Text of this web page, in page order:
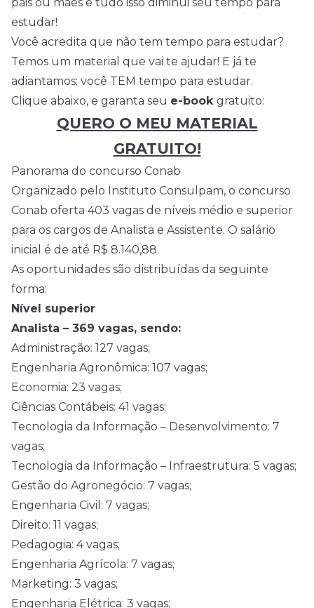
estudar!
Você acredita que não tem tempo para estudar?
Temos um material que vai te ajudar! E já te
adiantamos: você TEM tempo para estudar.
Clique abaixo, e garanta seu e-book gratuito:
QUERO O MEU MATERIAL
GRATUITO!
Panorama do concurso Conab
Organizado pelo Instituto Consulpam, o concurso
Conab oferta 403 vagas de níveis médio e superior
para os cargos de Analista e Assistente. O salário
inicial é de até R$ 8.140,88.
As oportunidades são distribuídas da seguinte
forma:
Nível superior
Analista – 369 vagas, sendo:
Administração: 127 vagas;
Engenharia Agronômica: 107 vagas;
Economia: 23 vagas;
Ciências Contábeis: 41 vagas;
Tecnologia da Informação – Desenvolvimento: 7
vagas;
Tecnologia da Informação – Infraestrutura: 5 vagas;
Gestão do Agronegócio: 7 vagas;
Engenharia Civil: 7 vagas;
Direito: 11 vagas;
Pedagogia: 4 vagas;
Engenharia Agrícola: 7 vagas;
Marketing: 3 vagas;
Engenharia Elétrica: 3 vagas;